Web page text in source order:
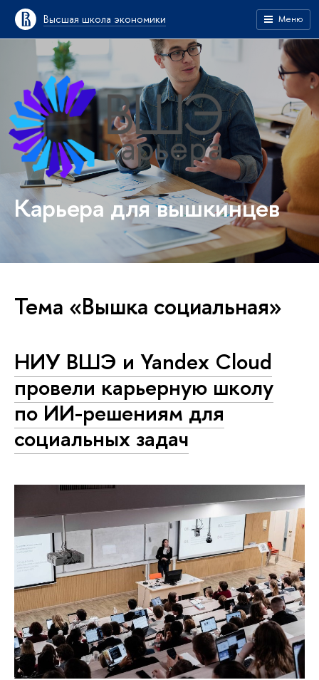
Высшая школа экономики Меню
Карьера для вышкинцев
Тема «Вышка социальная»
НИУ ВШЭ и Yandex Cloud
провели карьерную школу
по ИИ-решениям для
социальных задач